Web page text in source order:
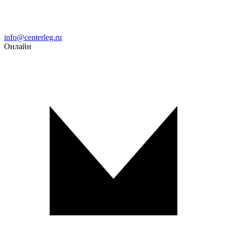
Email
info@centerleg.ru
Онлайн